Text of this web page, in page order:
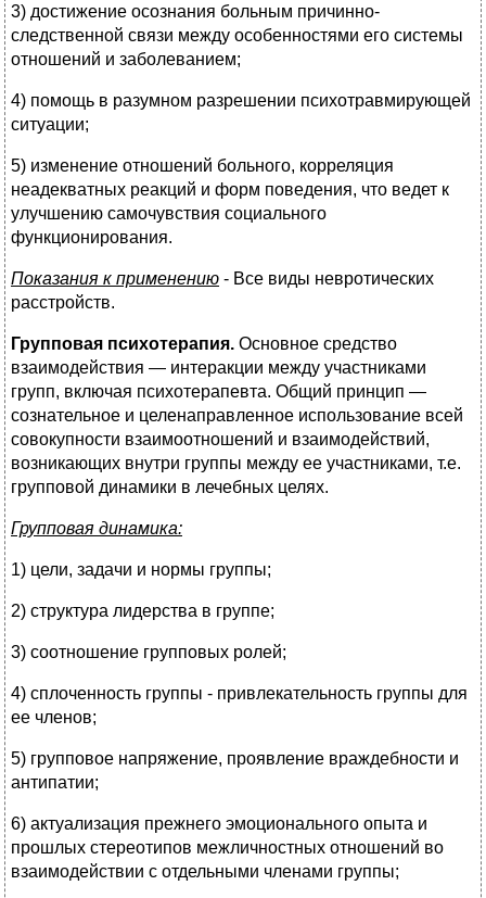
3) достижение осознания больным причинно-
следственной связи между особенностями его системы
отношений и заболеванием;
4) помощь в разумном разрешении психотравмирующей
ситуации;
5) изменение отношений больного, корреляция
неадекватных реакций и форм поведения, что ведет к
улучшению самочувствия социального
функционирования.
Показания к применению - Все виды невротических
расстройств.
Групповая психотерапия. Основное средство
взаимодействия — интеракции между участниками
групп, включая психотерапевта. Общий принцип —
сознательное и целенаправленное использование всей
совокупности взаимоотношений и взаимодействий,
возникающих внутри группы между ее участниками, т.е.
групповой динамики в лечебных целях.
Групповая динамика:
1) цели, задачи и нормы группы;
2) структура лидерства в группе;
3) соотношение групповых ролей;
4) сплоченность группы - привлекательность группы для
ее членов;
5) групповое напряжение, проявление враждебности и
антипатии;
6) актуализация прежнего эмоционального опыта и
прошлых стереотипов межличностных отношений во
взаимодействии с отдельными членами группы;